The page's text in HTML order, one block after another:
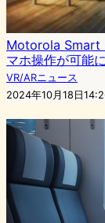
Motorola Smart
マホ操作が可能に
VR/ARニュース
2024年10月18日